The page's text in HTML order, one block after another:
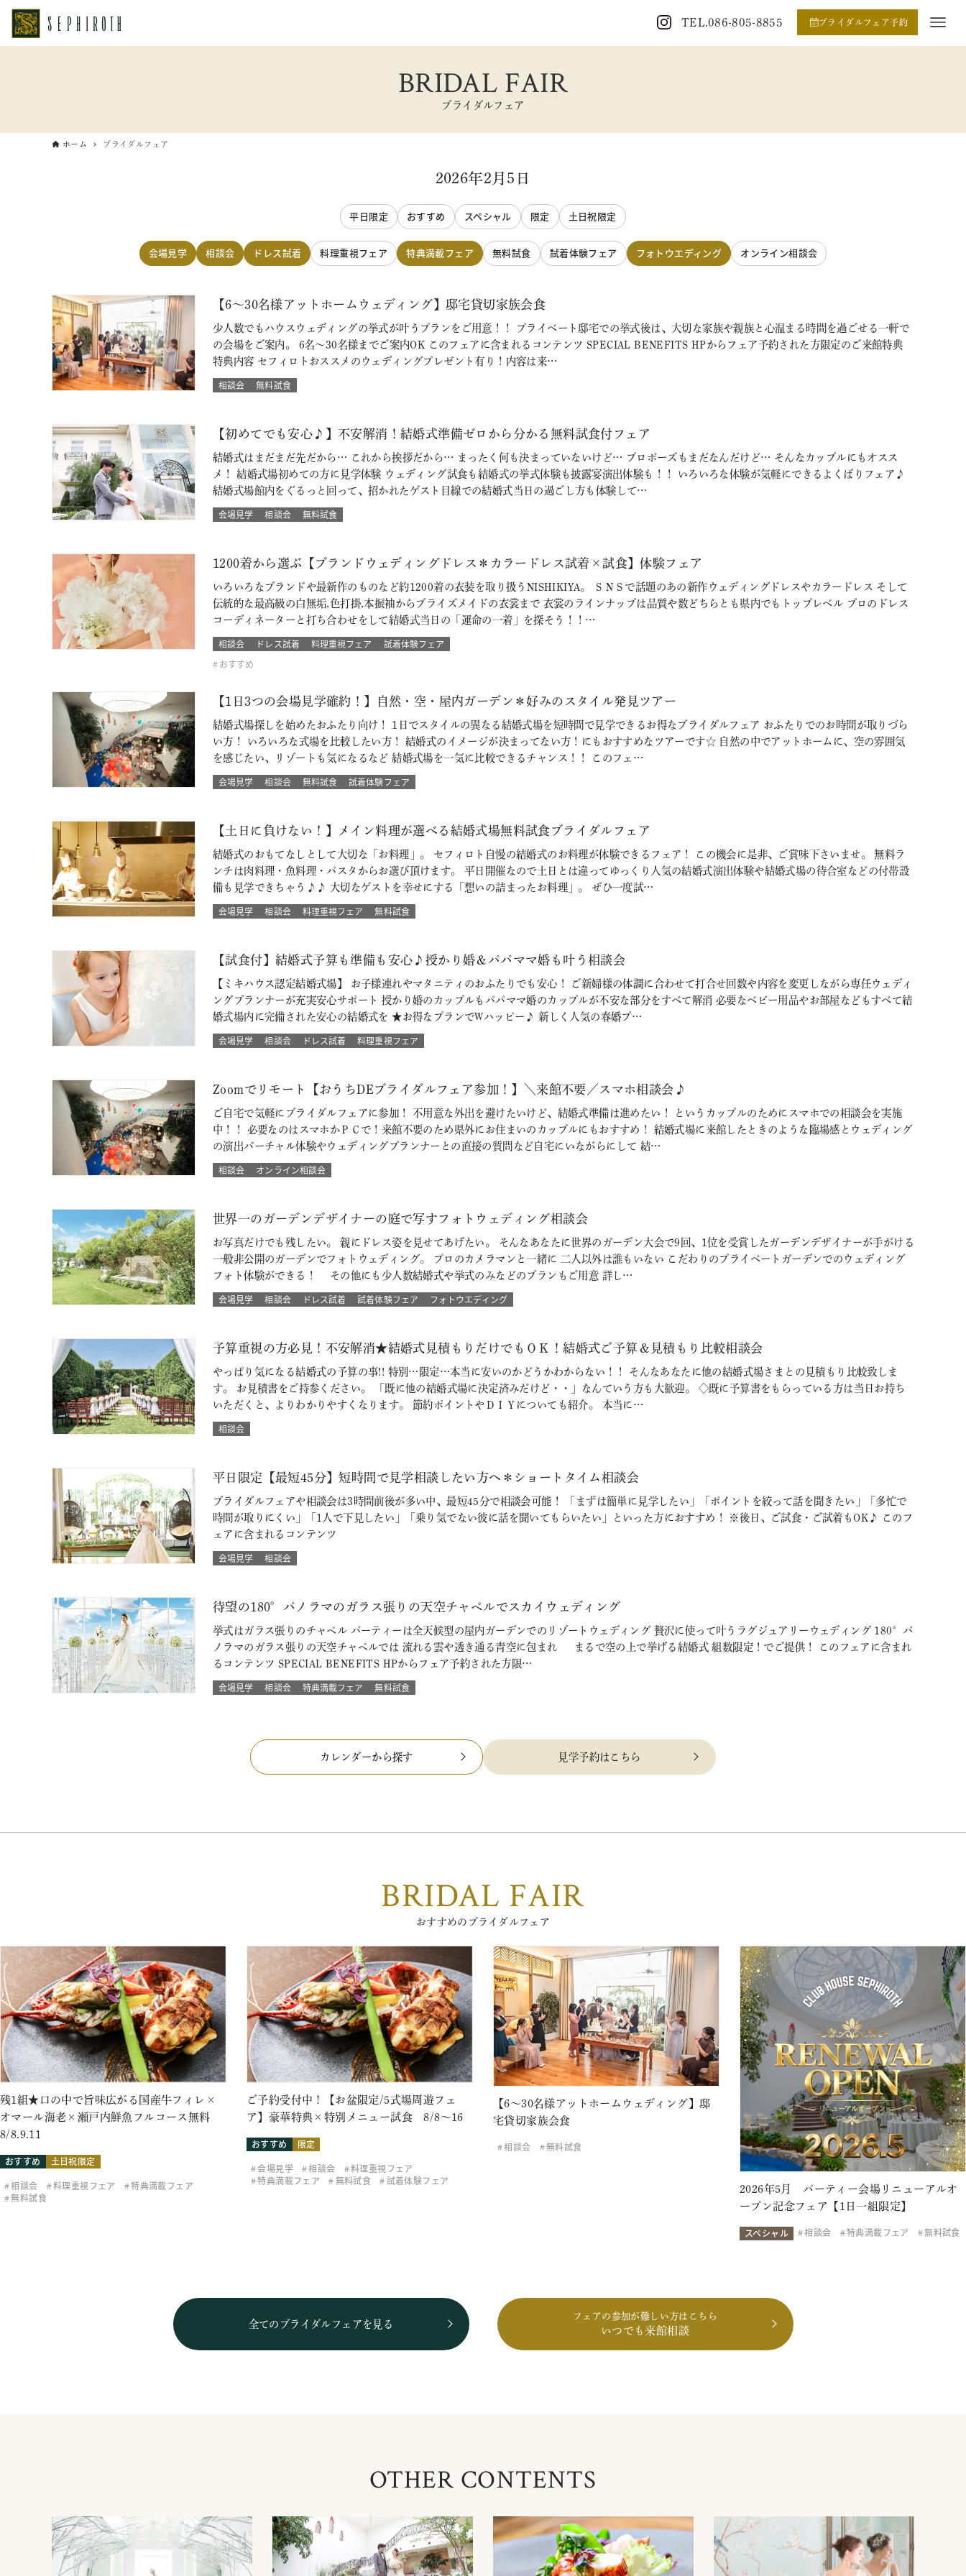
TEL.086-805-8855 ブライダルフェア予約
BRIDAL FAIR
ブライダルフェア
ホーム ブライダルフェア
2026年2月5日
平日限定 おすすめ スペシャル 限定 土日祝限定
会場見学 相談会 ドレス試着 料理重視フェア 特典満載フェア 無料試食 試着体験フェア フォトウエディング オンライン相談会
【6～30名様アットホームウェディング】邸宅貸切家族会食
少人数でもハウスウェディングの挙式が叶うプランをご用意！！ プライベート邸宅での挙式後は、大切な家族や親族と心温まる時間を過ごせる一軒で
の会場をご案内。 6名～30名様までご案内OK このフェアに含まれるコンテンツ SPECIAL BENEFITS HPからフェア予約された方限定のご来館特典
特典内容 セフィロトおススメのウェディングプレゼント有り！内容は来…
相談会 無料試食
【初めてでも安心♪】不安解消！結婚式準備ゼロから分かる無料試食付フェア
結婚式はまだまだ先だから… これから挨拶だから… まったく何も決まっていないけど… プロポーズもまだなんだけど… そんなカップルにもオスス
メ！ 結婚式場初めての方に見学体験 ウェディング試食も結婚式の挙式体験も披露宴演出体験も！！ いろいろな体験が気軽にできるよくばりフェア♪
結婚式場館内をぐるっと回って、招かれたゲスト目線での結婚式当日の過ごし方も体験して…
会場見学 相談会 無料試食
1200着から選ぶ【ブランドウェディングドレス＊カラードレス試着×試食】体験フェア
いろいろなブランドや最新作のものなど約1200着の衣装を取り扱うNISHIKIYA。 ＳＮＳで話題のあの新作ウェディングドレスやカラードレス そして
伝統的な最高級の白無垢,色打掛,本振袖からブライズメイドの衣裳まで 衣裳のラインナップは品質や数どちらとも県内でもトップレベル プロのドレス
コーディネーターと打ち合わせをして結婚式当日の「運命の一着」を探そう！！…
相談会 ドレス試着 料理重視フェア
試着体験フェア
おすすめ
【1日3つの会場見学確約！】自然・空・屋内ガーデン＊好みのスタイル発見ツアー
結婚式場探しを始めたおふたり向け！ 1日でスタイルの異なる結婚式場を短時間で見学できるお得なブライダルフェア おふたりでのお時間が取りづら
い方！ いろいろな式場を比較したい方！ 結婚式のイメージが決まってない方！にもおすすめなツアーです☆ 自然の中でアットホームに、空の雰囲気
を感じたい、リゾートも気になるなど 結婚式場を一気に比較できるチャンス！！ このフェ…
会場見学 相談会 無料試食 試着体験フェア
【土日に負けない！】メイン料理が選べる結婚式場無料試食ブライダルフェア
結婚式のおもてなしとして大切な「お料理」。 セフィロト自慢の結婚式のお料理が体験できるフェア！ この機会に是非、ご賞味下さいませ。 無料ラ
ンチは肉料理・魚料理・パスタからお選び頂けます。 平日開催なので土日とは違ってゆっくり人気の結婚式演出体験や結婚式場の待合室などの付帯設
備も見学できちゃう♪♪ 大切なゲストを幸せにする「想いの詰まったお料理」。 ぜひ一度試…
会場見学 相談会 料理重視フェア 無料試食
【試食付】結婚式予算も準備も安心♪授かり婚＆パパママ婚も叶う相談会
【ミキハウス認定結婚式場】 お子様連れやマタニティのおふたりでも安心！ ご新婦様の体調に合わせて打合せ回数や内容を変更しながら専任ウェディ
ングプランナーが充実安心サポート 授かり婚のカップルもパパママ婚のカップルが不安な部分をすべて解消 必要なベビー用品やお部屋などもすべて結
婚式場内に完備された安心の結婚式を ★お得なプランでWハッピー♪ 新しく人気の春婚プ…
会場見学 相談会 ドレス試着 料理重視フェア
Zoomでリモート【おうちDEブライダルフェア参加！】＼来館不要／スマホ相談会♪
ご自宅で気軽にブライダルフェアに参加！ 不用意な外出を避けたいけど、結婚式準備は進めたい！ というカップルのためにスマホでの相談会を実施
中！！ 必要なのはスマホかＰＣで！来館不要のため県外にお住まいのカップルにもおすすめ！ 結婚式場に来館したときのような臨場感とウェディング
の演出バーチャル体験やウェディングプランナーとの直接の質問など自宅にいながらにして 結…
相談会 オンライン相談会
世界一のガーデンデザイナーの庭で写すフォトウェディング相談会
お写真だけでも残したい。 親にドレス姿を見せてあげたい。 そんなあなたに世界のガーデン大会で9回、1位を受賞したガーデンデザイナーが手がける
一般非公開のガーデンでフォトウェディング。 プロのカメラマンと一緒に 二人以外は誰もいない こだわりのプライベートガーデンでのウェディング
フォト体験ができる！ その他にも少人数結婚式や挙式のみなどのプランもご用意 詳し…
会場見学 相談会 ドレス試着 試着体験フェア フォトウエディング
予算重視の方必見！不安解消★結婚式見積もりだけでもＯＫ！結婚式ご予算＆見積もり比較相談会
やっぱり気になる結婚式の予算の事!! 特別…限定…本当に安いのかどうかわからない！！ そんなあなたに他の結婚式場さまとの見積もり比較致しま
す。 お見積書をご持参ください。 「既に他の結婚式場に決定済みだけど・・」なんていう方も大歓迎。 ◇既に予算書をもらっている方は当日お持ち
いただくと、よりわかりやすくなります。 節約ポイントやＤＩＹについても紹介。 本当に…
相談会
平日限定【最短45分】短時間で見学相談したい方へ＊ショートタイム相談会
ブライダルフェアや相談会は3時間前後が多い中、最短45分で相談会可能！ 「まずは簡単に見学したい」「ポイントを絞って話を聞きたい」「多忙で
時間が取りにくい」「1人で下見したい」「乗り気でない彼に話を聞いてもらいたい」といった方におすすめ！ ※後日、ご試食・ご試着もOK♪ このフ
ェアに含まれるコンテンツ
会場見学 相談会
待望の180°パノラマのガラス張りの天空チャペルでスカイウェディング
挙式はガラス張りのチャペル パーティーは全天候型の屋内ガーデンでのリゾートウェディング 贅沢に使って叶うラグジュアリーウェディング 180°パ
ノラマのガラス張りの天空チャペルでは 流れる雲や透き通る青空に包まれ まるで空の上で挙げる結婚式 組数限定！でご提供！ このフェアに含まれ
るコンテンツ SPECIAL BENEFITS HPからフェア予約された方限…
会場見学 相談会 特典満載フェア 無料試食
カレンダーから探す 見学予約はこちら
BRIDAL FAIR
おすすめのブライダルフェア
残1組★口の中で旨味広がる国産牛フィレ×
オマール海老×瀬戸内鮮魚フルコース無料
8/8.9.11
おすすめ
土日祝限定
相談会
料理重視フェア
特典満載フェア
無料試食
ご予約受付中！【お盆限定/5式場周遊フェ
ア】豪華特典×特別メニュー試食 8/8～16
おすすめ
限定
会場見学
相談会
料理重視フェア
特典満載フェア
無料試食 試着体験フェア
【6～30名様アットホームウェディング】邸
宅貸切家族会食
相談会 無料試食
2026年5月 パーティー会場リニューアルオ
ープン記念フェア【1日一組限定】
スペシャル 相談会 特典満載フェア 無料試食
全てのブライダルフェアを見る
フェアの参加が難しい方はこちら
いつでも来館相談
OTHER CONTENTS